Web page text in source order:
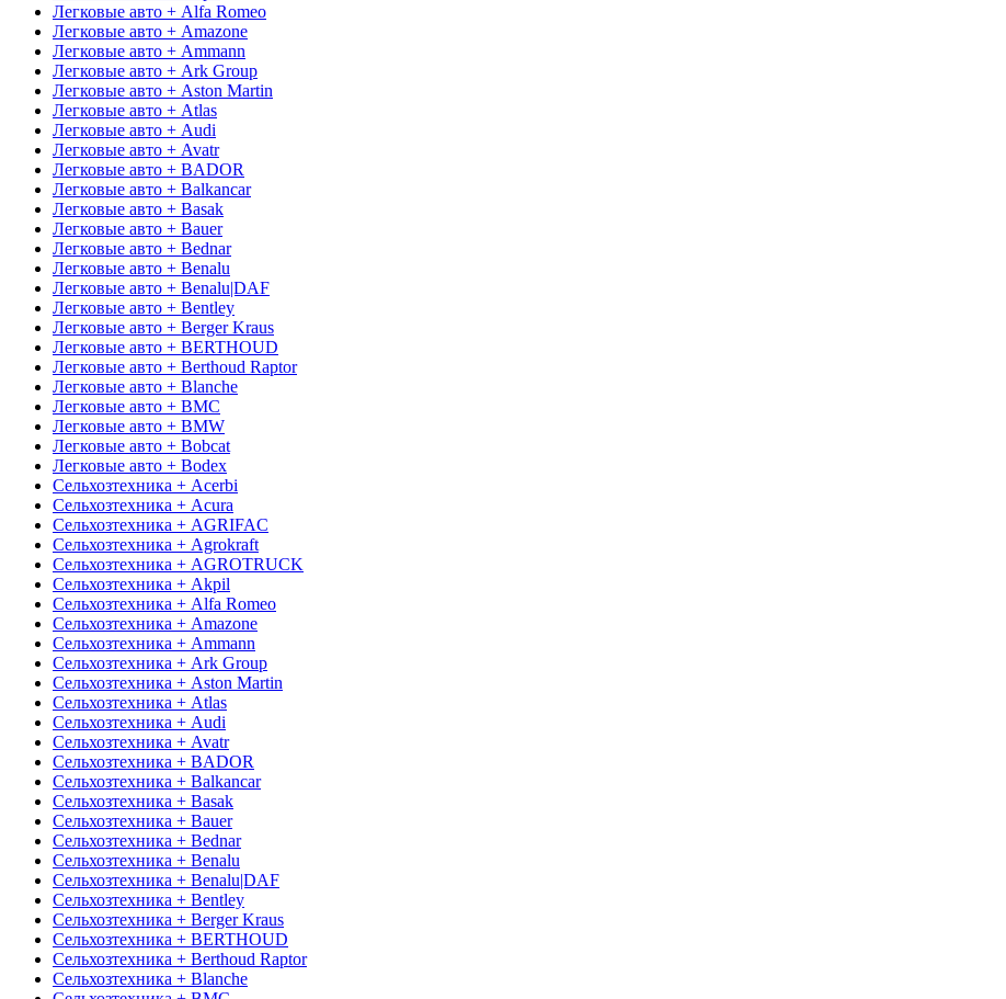
Легковые авто + Alfa Romeo
Легковые авто + Amazone
Легковые авто + Ammann
Легковые авто + Ark Group
Легковые авто + Aston Martin
Легковые авто + Atlas
Легковые авто + Audi
Легковые авто + Avatr
Легковые авто + BADOR
Легковые авто + Balkancar
Легковые авто + Basak
Легковые авто + Bauer
Легковые авто + Bednar
Легковые авто + Benalu
Легковые авто + Benalu|DAF
Легковые авто + Bentley
Легковые авто + Berger Kraus
Легковые авто + BERTHOUD
Легковые авто + Berthoud Raptor
Легковые авто + Blanche
Легковые авто + BMC
Легковые авто + BMW
Легковые авто + Bobcat
Легковые авто + Bodex
Сельхозтехника + Acerbi
Сельхозтехника + Acura
Сельхозтехника + AGRIFAC
Сельхозтехника + Agrokraft
Сельхозтехника + AGROTRUCK
Сельхозтехника + Akpil
Сельхозтехника + Alfa Romeo
Сельхозтехника + Amazone
Сельхозтехника + Ammann
Сельхозтехника + Ark Group
Сельхозтехника + Aston Martin
Сельхозтехника + Atlas
Сельхозтехника + Audi
Сельхозтехника + Avatr
Сельхозтехника + BADOR
Сельхозтехника + Balkancar
Сельхозтехника + Basak
Сельхозтехника + Bauer
Сельхозтехника + Bednar
Сельхозтехника + Benalu
Сельхозтехника + Benalu|DAF
Сельхозтехника + Bentley
Сельхозтехника + Berger Kraus
Сельхозтехника + BERTHOUD
Сельхозтехника + Berthoud Raptor
Сельхозтехника + Blanche